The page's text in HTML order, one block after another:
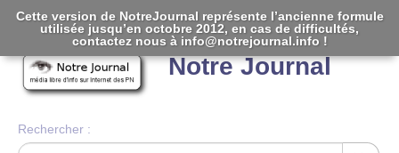
Notre Journal
Rechercher :
Cette version de NotreJournal représente l’ancienne formule
utilisée jusqu’en octobre 2012, en cas de difficultés,
contactez nous à info@notrejournal.info !